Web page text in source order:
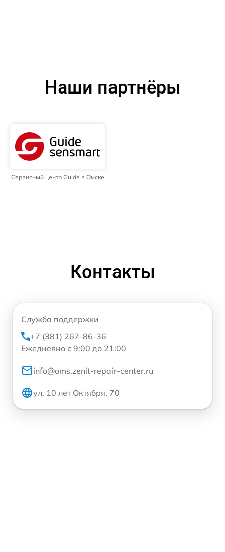
Наши партнёры
Сервисный центр Guide в Омске
Контакты
Служба поддержки
+7 (381) 267-86-36
Ежедневно с 9:00 до 21:00
info@oms.zenit-repair-center.ru
ул. 10 лет Октября, 70